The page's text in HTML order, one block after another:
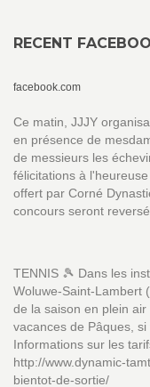
RECENT
facebook.com
Ce matin, JJJY
en présence de
de messieurs les
félicitations à
offert par Corné
concours seront
TENNIS 🎾 Dans les
Woluwe-Saint-Lambert
de la saison en plein
vacances de Pâques,
Informations sur les
http://www.dynamic-
bientot-de-sortie/